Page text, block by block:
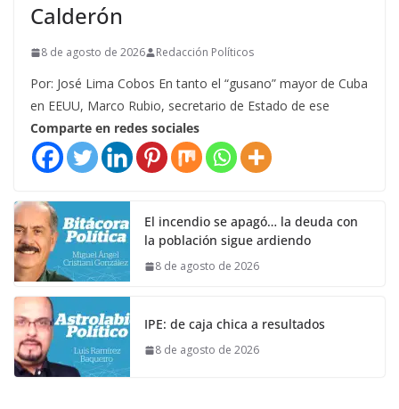
Calderón
8 de agosto de 2026 Redacción Políticos
Por: José Lima Cobos En tanto el “gusano” mayor de Cuba
en EEUU, Marco Rubio, secretario de Estado de ese
Comparte en redes sociales
El incendio se apagó… la deuda con
la población sigue ardiendo
8 de agosto de 2026
IPE: de caja chica a resultados
8 de agosto de 2026